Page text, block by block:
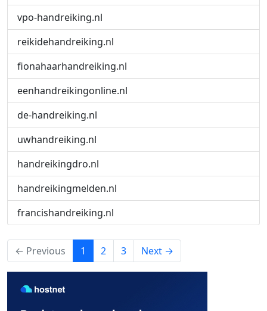
vpo-handreiking.nl
reikidehandreiking.nl
fionahaarhandreiking.nl
eenhandreikingonline.nl
de-handreiking.nl
uwhandreiking.nl
handreikingdro.nl
handreikingmelden.nl
francishandreiking.nl
← Previous 1 (current)
2 3 Next →